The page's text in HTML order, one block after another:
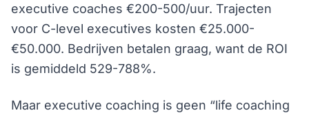
executive coaches €200-500/uur. Trajecten
voor C-level executives kosten €25.000-
€50.000. Bedrijven betalen graag, want de ROI
is gemiddeld 529-788%.
Maar executive coaching is geen “life coaching